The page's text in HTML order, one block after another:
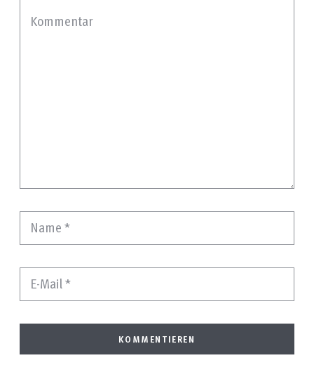
Kommentar
Name*
E-Mail*